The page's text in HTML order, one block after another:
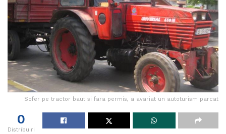
Sofer pe tractor baut si fara permis, a avariat un autoturism parcat
0
Distribuiri